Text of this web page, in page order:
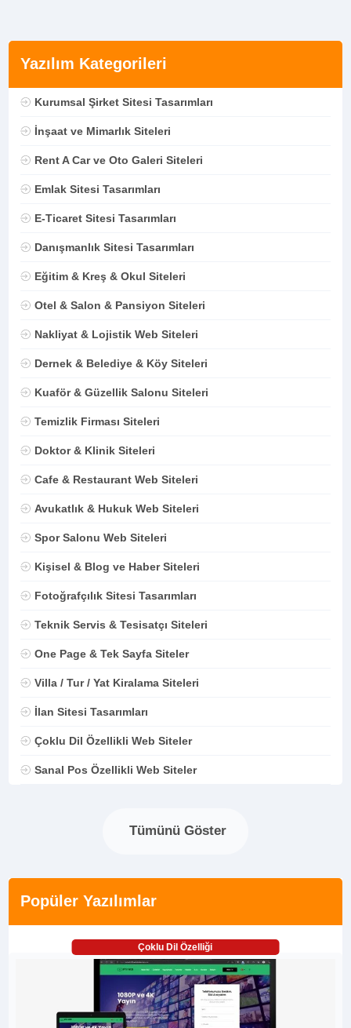
Yazılım Kategorileri
Kurumsal Şirket Sitesi Tasarımları
İnşaat ve Mimarlık Siteleri
Rent A Car ve Oto Galeri Siteleri
Emlak Sitesi Tasarımları
E-Ticaret Sitesi Tasarımları
Danışmanlık Sitesi Tasarımları
Eğitim & Kreş & Okul Siteleri
Otel & Salon & Pansiyon Siteleri
Nakliyat & Lojistik Web Siteleri
Dernek & Belediye & Köy Siteleri
Kuaför & Güzellik Salonu Siteleri
Temizlik Firması Siteleri
Doktor & Klinik Siteleri
Cafe & Restaurant Web Siteleri
Avukatlık & Hukuk Web Siteleri
Spor Salonu Web Siteleri
Kişisel & Blog ve Haber Siteleri
Fotoğrafçılık Sitesi Tasarımları
Teknik Servis & Tesisatçı Siteleri
One Page & Tek Sayfa Siteler
Villa / Tur / Yat Kiralama Siteleri
İlan Sitesi Tasarımları
Çoklu Dil Özellikli Web Siteler
Sanal Pos Özellikli Web Siteler
Tümünü Göster
Popüler Yazılımlar
Çoklu Dil Özelliği